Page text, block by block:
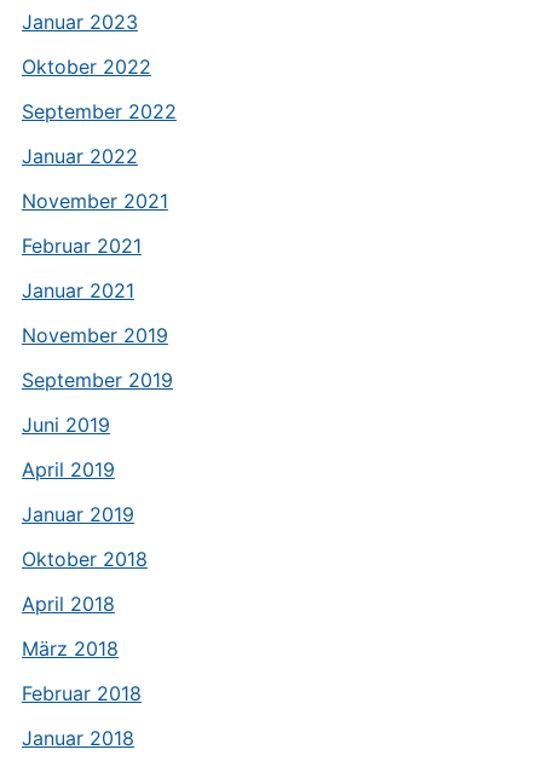
Januar 2023
Oktober 2022
September 2022
Januar 2022
November 2021
Februar 2021
Januar 2021
November 2019
September 2019
Juni 2019
April 2019
Januar 2019
Oktober 2018
April 2018
März 2018
Februar 2018
Januar 2018